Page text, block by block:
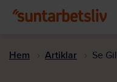
Hem Artiklar Se